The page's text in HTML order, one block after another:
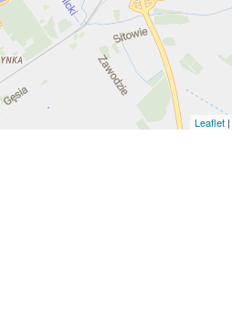
Leaflet |